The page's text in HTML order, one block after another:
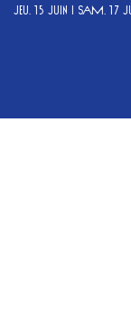
JEU. 15 JUIN | SAM. 17